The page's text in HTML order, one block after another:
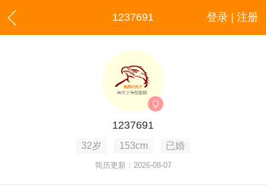
登录 | 注册
1237691
1237691
32岁 153cm 已婚
简历更新：2026-08-07